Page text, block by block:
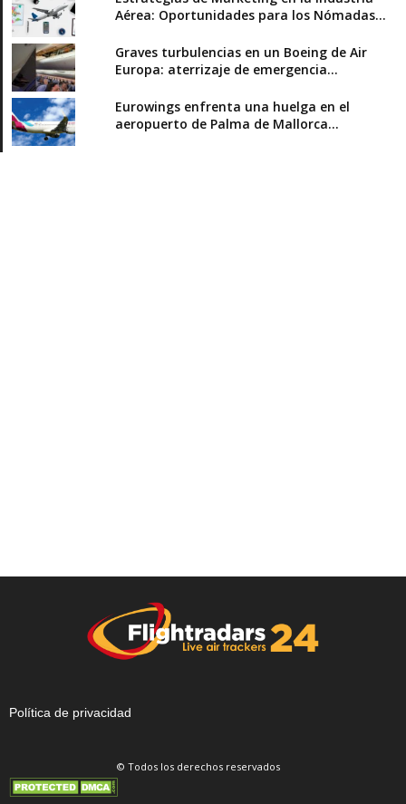
Aérea: Oportunidades para los Nómadas...
Graves turbulencias en un Boeing de Air
Europa: aterrizaje de emergencia...
Eurowings enfrenta una huelga en el
aeropuerto de Palma de Mallorca...
Política de privacidad
© Todos los derechos reservados